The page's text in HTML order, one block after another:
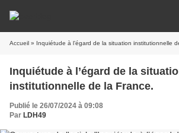
Accueil » Inquiétude à l’égard de la situation institutionnelle
Inquiétude à l’égard de la
institutionnelle de la France.
Publié le 26/07/2024 à 09:08
Par LDH49